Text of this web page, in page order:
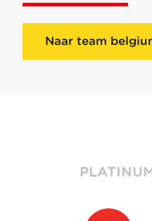
Naar team